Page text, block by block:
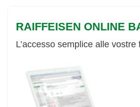
RAIFFEISEN ONLINE
L’accesso semplice alle vostre